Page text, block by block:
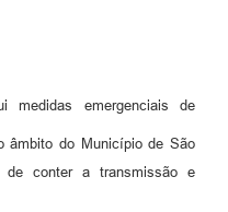
medidas emergenciais de
âmbito do Município de São
de conter a transmissão e